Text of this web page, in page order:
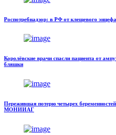
Роспотребнадзор: в РФ от клещевого
Королёвские врачи спасли пациента от
бляшки
Пережившая потерю четырех
МОНИИАГ